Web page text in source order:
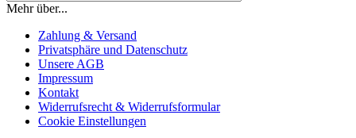
Mehr über...
Zahlung & Versand
Privatsphäre und Datenschutz
Unsere AGB
Impressum
Kontakt
Widerrufsrecht & Widerrufsformular
Cookie Einstellungen